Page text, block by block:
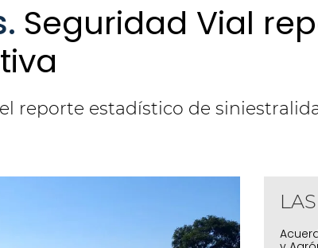
Seguridad Vial
reporte estadístico de